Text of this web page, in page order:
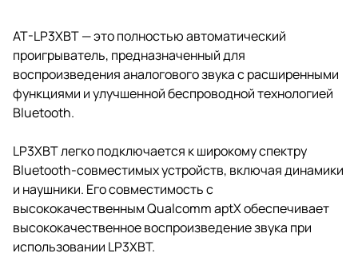
AT-LP3XBT — это полностью автоматический
проигрыватель, предназначенный для
воспроизведения аналогового звука с расширенными
функциями и улучшенной беспроводной технологией
Bluetooth.
LP3XBT легко подключается к широкому спектру
Bluetooth-совместимых устройств, включая динамики
и наушники. Его совместимость с
высококачественным Qualcomm aptX обеспечивает
высококачественное воспроизведение звука при
использовании LP3XBT.